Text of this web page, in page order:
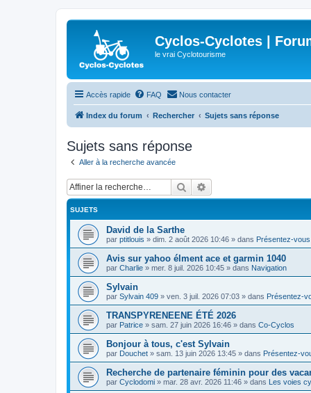
Cyclos-Cyclotes |
le vrai Cyclotourisme
Accès rapide FAQ Nous contacter
Index du forum Rechercher Sujets sans réponse
Sujets sans réponse
Aller à la recherche avancée
Rechercher
SUJETS
David de la Sarthe
par ptitlouis » dim. 2 août 2026 10:46 » dans Présentez-vous
Avis sur yahoo élment ace et garmin 1040
par Charlie » mer. 8 juil. 2026 10:45 » dans Navigation
Sylvain
par Sylvain 409 » ven. 3 juil. 2026 07:03 » dans Présentez-
TRANSPYRENEENE ÉTÉ 2026
par Patrice » sam. 27 juin 2026 16:46 » dans Co-Cyclos
Bonjour à tous, c'est Sylvain
par Douchet » sam. 13 juin 2026 13:45 » dans Présentez-
Recherche de partenaire féminin pour des
par Cyclodomi » mar. 28 avr. 2026 11:46 » dans Les voies